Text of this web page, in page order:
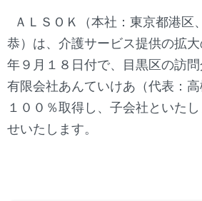
ＡＬＳＯＫ（本社：東京都港
恭）は、介護サービス提供の拡
年９月１８日付で、目黒区の訪
有限会社あんていけあ（代表：
１００％取得し、子会社といた
せいたします。